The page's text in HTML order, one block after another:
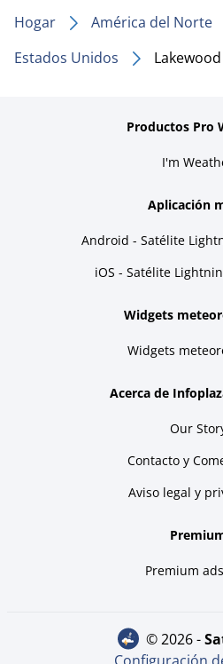
Hogar
América del Norte
Estados Unidos
Lakewood
Productos Pro
I'm
Aplicación
Android - Satélite
iOS - Satélite
Widgets
Widgets
Acerca de
Our
Contacto y
Aviso legal y
Premium
© 2026 -